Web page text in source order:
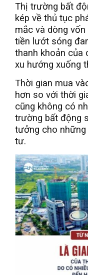
Thị trường bất
kép về thủ tục
mắc và dòng
tiền lướt sóng
thanh khoản của
xu hướng xuống
Thời gian mua
hơn so với thời
cũng không có
trường bất động
tưởng cho
tư.